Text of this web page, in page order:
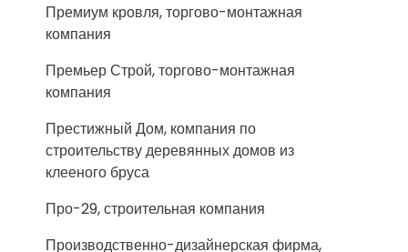
Премиум кровля, торгово-монтажная
компания
Премьер Строй, торгово-монтажная
компания
Престижный Дом, компания по
строительству деревянных домов из
клееного бруса
Про-29, строительная компания
Производственно-дизайнерская фирма,